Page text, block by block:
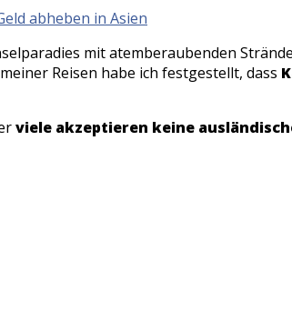
abheben in Asien
mit atemberaubenden
Reisen habe ich festgestellt, dass
viele akzeptieren keine